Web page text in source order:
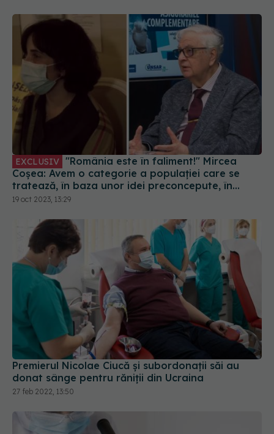
EXCLUSIV
Coșea: Avem o categorie a populației care se
tratează, în baza unor idei preconcepute, în
Turcia sau Austria. Se tratează bine și aici!
19 oct 2023, 13:29
Premierul Nicolae Ciucă și subordonații săi au
donat sânge pentru răniții din Ucraina
27 feb 2022, 13:50